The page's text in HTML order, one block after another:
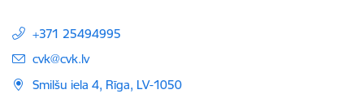
+371 25494995
E-pasts:
cvk@cvk.lv
Smilšu iela 4, Rīga, LV-1050